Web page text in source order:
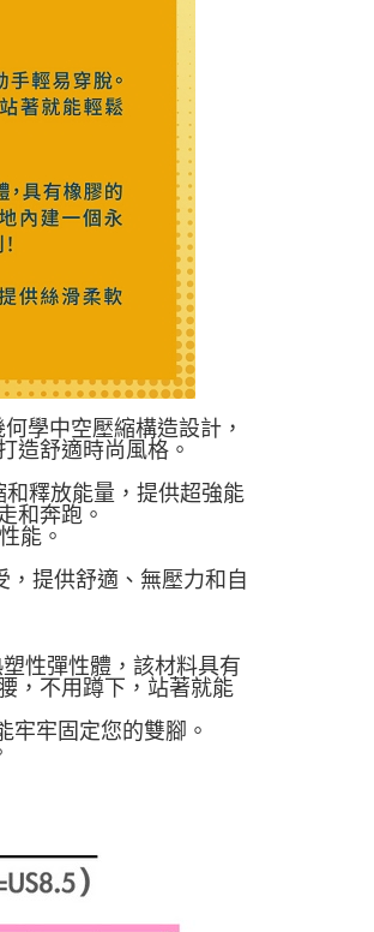
學中空壓縮構造設計，
造舒適時尚風格。
釋放能量，提供超強能
和奔跑。
能。
提供舒適、無壓力和自
性彈性體，該材料具有
，不用蹲下，站著就能
牢牢固定您的雙腳。